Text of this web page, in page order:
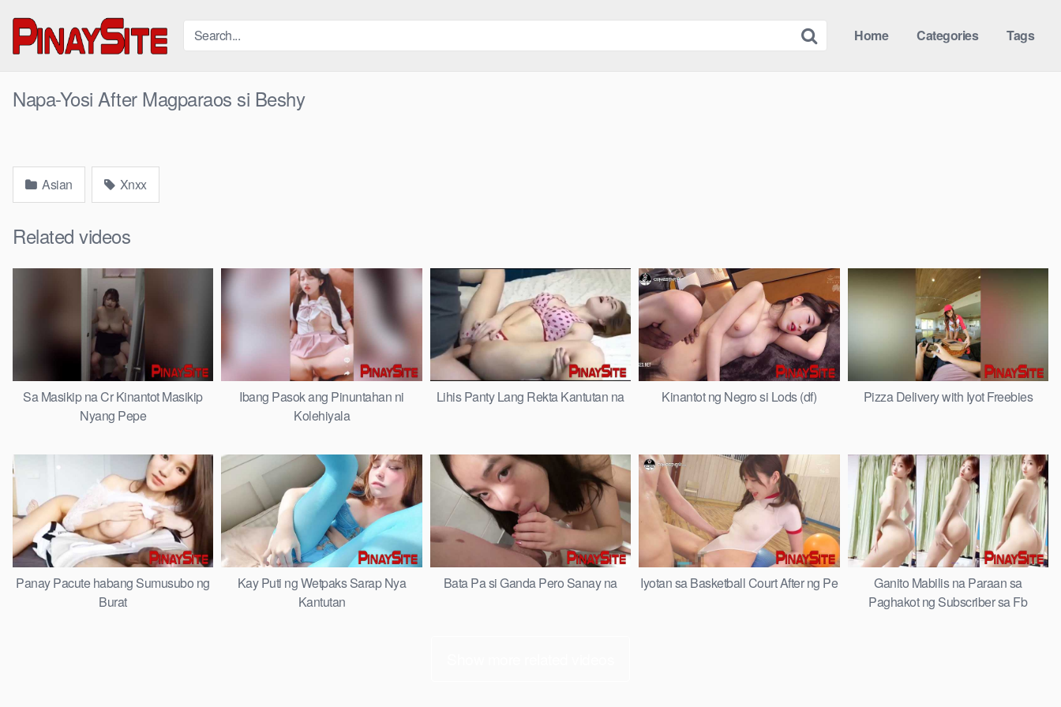
content
Home Categories Tags
Napa-Yosi After Magparaos si Beshy
Asian Xnxx
Related videos
Sa Masikip na Cr Kinantot Masikip
Nyang Pepe
Ibang Pasok ang Pinuntahan ni
Kolehiyala
Lihis Panty Lang Rekta Kantutan na Kinantot ng Negro si Lods (df) Pizza Delivery with Iyot Freebies
Panay Pacute habang Sumusubo ng
Burat
Kay Puti ng Wetpaks Sarap Nya
Kantutan
Bata Pa si Ganda Pero Sanay na Iyotan sa Basketball Court After ng Pe
Ganito Mabilis na Paraan sa
Paghakot ng Subscriber sa Fb